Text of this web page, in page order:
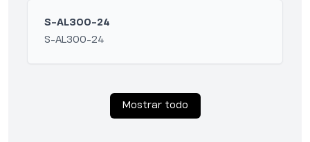
S-AL300-24
S-AL300-24
Mostrar todo